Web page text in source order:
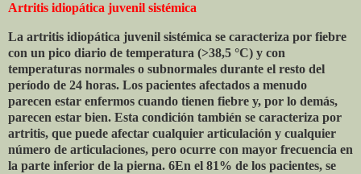
Artritis idiopática juvenil sistémica
La artritis idiopática juvenil sistémica se caracteriza por fiebre
con un pico diario de temperatura (>38,5 °C) y con
temperaturas normales o subnormales durante el resto del
período de 24 horas. Los pacientes afectados a menudo
parecen estar enfermos cuando tienen fiebre y, por lo demás,
parecen estar bien. Esta condición también se caracteriza por
artritis, que puede afectar cualquier articulación y cualquier
número de articulaciones, pero ocurre con mayor frecuencia en
la parte inferior de la pierna. 6En el 81% de los pacientes, se